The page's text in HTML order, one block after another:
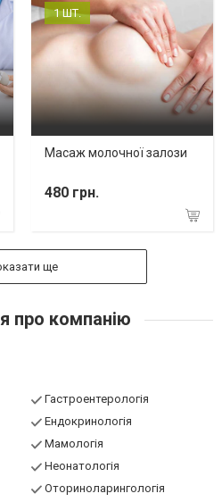
1 ШТ.
Масаж молочної залози
480 грн.
ще
про компанію
Гастроентерологія
Ендокринологія
Мамологія
Неонатологія
Оториноларингологія